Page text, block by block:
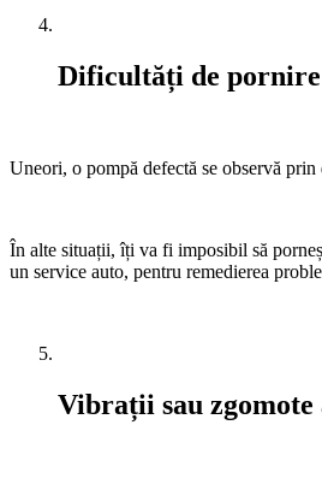
Dificultăți de
Uneori, o pompă defectă se observă
În alte situații, îți va fi imposibil să
un service auto, pentru remedierea
Vibrații sau